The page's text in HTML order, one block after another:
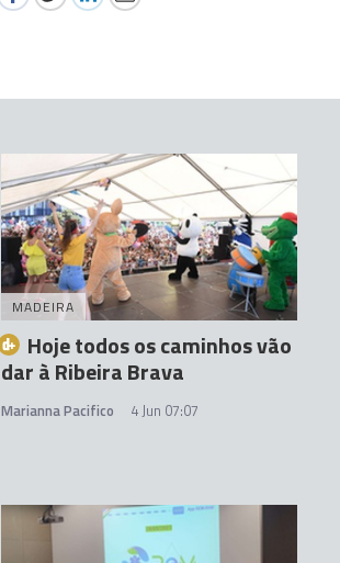
MADEIRA
Hoje todos os caminhos vão
dar à Ribeira Brava
Marianna Pacifico 4 Jun 07:07